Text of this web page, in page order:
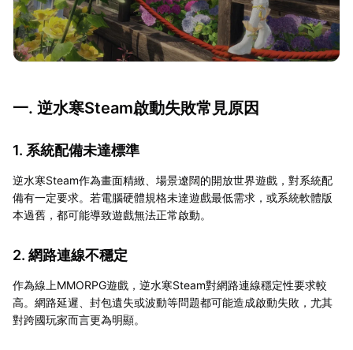
一. 逆水寒Steam啟動失敗常見原因
1. 系統配備未達標準
逆水寒Steam作為畫面精緻、場景遼闊的開放世界遊戲，對系統配
備有一定要求。若電腦硬體規格未達遊戲最低需求，或系統軟體版
本過舊，都可能導致遊戲無法正常啟動。
2. 網路連線不穩定
作為線上MMORPG遊戲，逆水寒Steam對網路連線穩定性要求較
高。網路延遲、封包遺失或波動等問題都可能造成啟動失敗，尤其
對跨國玩家而言更為明顯。